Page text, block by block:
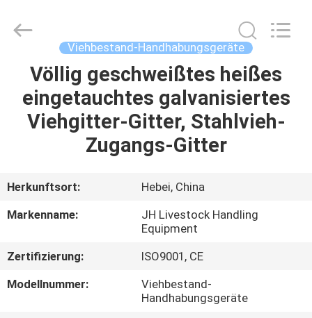
HAUS
PRODUKTE
UNS
AUSFLUG
QUALITÄTSKONTROLLE
Reserved.
Viehbestand-Handhabungsgeräte
Völlig geschweißtes heißes
eingetauchtes galvanisiertes
Viehgitter-Gitter, Stahlvieh-
Zugangs-Gitter
Herkunftsort:
Hebei, China
Markenname:
JH Livestock Handling
Equipment
Zertifizierung:
ISO9001, CE
Modellnummer:
Viehbestand-
Handhabungsgeräte